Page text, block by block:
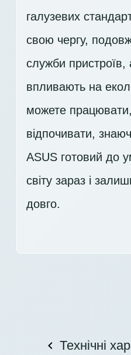
галузевих
свою чергу,
служби
впливають на
можете
відпочивати,
ASUS готовий до
світу зараз і
довго.
Технічні